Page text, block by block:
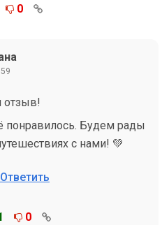
0
отзыв!
Будем рады
с нами! 💚
Ответить
0